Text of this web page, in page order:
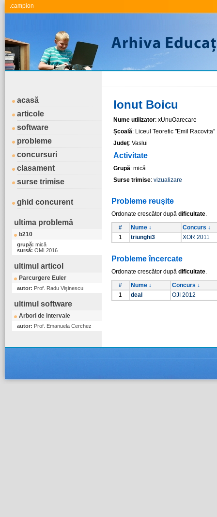
.campion
acasă
articole
software
probleme
concursuri
clasament
surse trimise
ghid concurent
ultima problemă
b210
grupă: mică
sursă: OMI 2016
ultimul articol
Parcurgere Euler
autor: Prof. Radu Vişinescu
ultimul software
Arbori de intervale
autor: Prof. Emanuela Cerchez
Ionut Boicu
Nume utilizator: xUnuOarecare
Școală: Liceul Teoretic ″Emil Racovita″
Judeţ: Vaslui
Activitate
Grupă: mică
Surse trimise: vizualizare
Probleme reuşite
Ordonate crescător după dificultate.
#
Nume ↓
Concurs ↓
1
triunghi3 XOR 2011
Probleme încercate
Ordonate crescător după dificultate.
#
Nume ↓
Concurs ↓
1
deal OJI 2012